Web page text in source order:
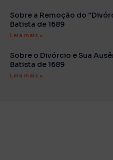
Sobre a Remoção do
Batista de 1689
Leia mais »
Sobre o Divórcio e Sua
Batista de 1689
Leia mais »